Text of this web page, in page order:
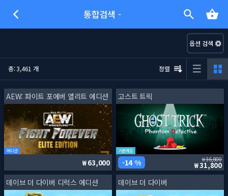
통합검색 -
옵션 검색
총: 3,461 개 정렬
AEW: 파이트 포에버 엘리트 에디션
에디션
63,000
고스트 트릭
기본게임
14 % 36,800
31,800
데이브 더 다이버 디럭스 에디션 데이브 더 다이버